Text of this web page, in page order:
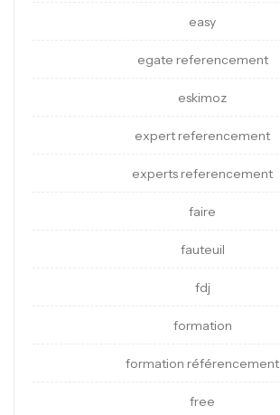
easy
egate referencement
eskimoz
expert referencement
experts referencement
faire
fauteuil
fdj
formation
formation référencement
free